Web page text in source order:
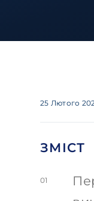
25 Лютого
ЗМІСТ
01